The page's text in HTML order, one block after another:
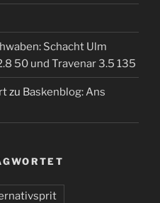
Schacht Ulm
50 und Travenar 3.5 135
zu Baskenblog: Ans